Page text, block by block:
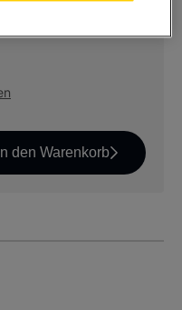
In den Warenkorb